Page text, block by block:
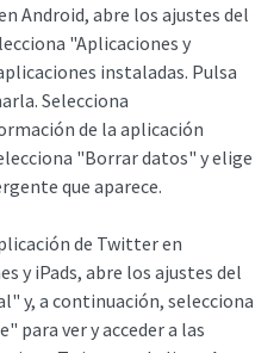
Android, abre los ajustes del
"Aplicaciones y
instaladas. Pulsa
Selecciona
de la aplicación
"Borrar datos" y elige
que aparece.
de Twitter en
y iPads, abre los ajustes del
y, a continuación, selecciona
para ver y acceder a las